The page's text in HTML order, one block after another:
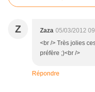
Z Zaza 05/03/2012
<br /> Très jolies
préfère ;)<br />
Répondre